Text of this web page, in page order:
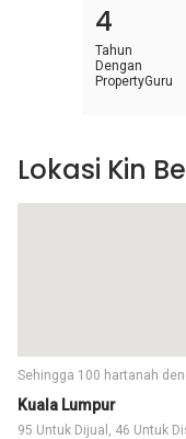
4
Tahun
Dengan
PropertyGuru
Kuala Lumpur
95 Untuk Dijual, 46 Untuk
Sehingga 100 hartanah
Lokasi Kin